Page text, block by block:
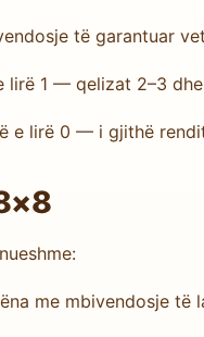
të garantuar
lirë 1 — qelizat 2–3
e lirë 0 — i gjithë
me mbivendosje të